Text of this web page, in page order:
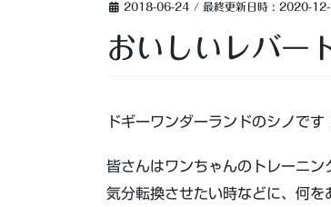
2018-06-24 / 最終更新日時 : 2020-
おいしいレバー
ドギーワンダーランドのシノです
皆さんはワンちゃんのトレーニ
気分転換させたい時などに、何を